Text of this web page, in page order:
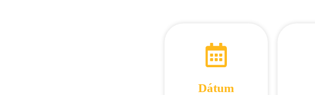
Dátum